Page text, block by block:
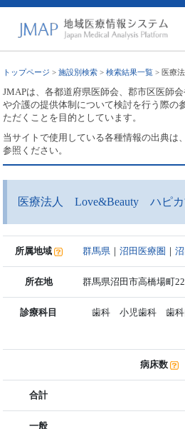
トップページ >施設別検索 >検索結果一覧 > 医療
JMAPは、各都道府県医師会、郡市区医師
や介護の提供体制について検討を行う際の
ただくことを目的としています。
当サイトで使用している各種情報の出典は
参照ください。
医療法人 Love&Beauty ハピ
所属地域 群馬県 ｜沼田医療圏 ｜
所在地 群馬県沼田市高橋場町
診療科目 歯科 小児歯科 歯科
病床数
合計
一般